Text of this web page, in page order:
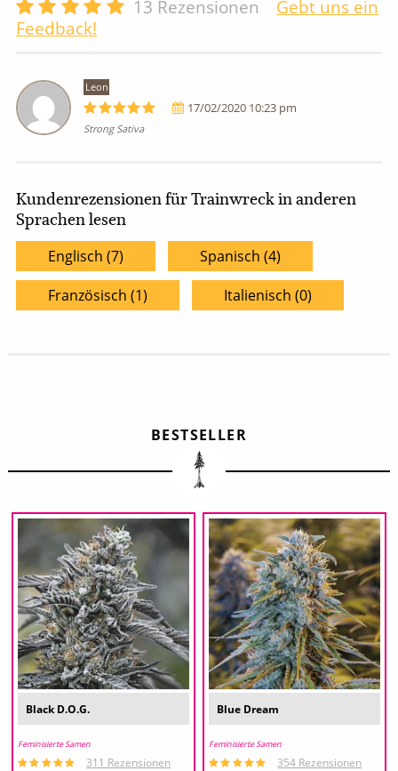
13 Rezensionen
Gebt uns ein
Feedback!
Leon
17/02/2020 10:23 pm
Strong Sativa
Kundenrezensionen für Trainwreck in anderen
Sprachen lesen
Englisch (7) Spanisch (4)
Französisch (1) Italienisch (0)
BESTSELLER
Black D.O.G.
Feminisierte Samen
311 Rezensionen
Blue Dream
Feminisierte Samen
354 Rezensionen